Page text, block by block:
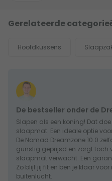
Gerelateerde
Hoofdkussens
De bestseller onder de
Slapen als een koning! Dat
slaapmat. Een ideale optie
De Nomad Dreamzone 10.0
gunstig geprijsd en zorgt toch
slaapmat verwacht. Een
Zo blijf jij fit en ben je klaar
buitenlucht.